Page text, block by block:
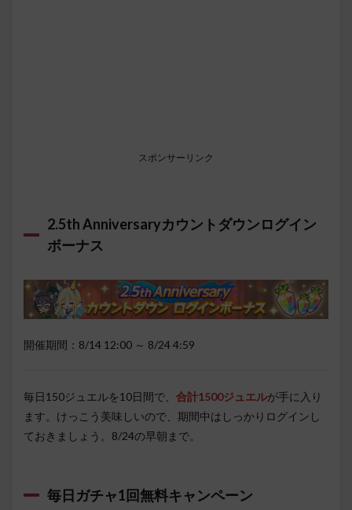
スポンサーリンク
2.5th Anniversaryカウントダウンログイン
ボーナス
開催期間：8/14 12:00 ～ 8/24 4:59
毎日150ジュエルを10日間で、 合計1500ジュエルが手に入り
ます。けっこう美味しいので、期間中はしっかりログインし
ておきましょう。8/24の早朝まで。
毎日ガチャ1回無料キャンペーン